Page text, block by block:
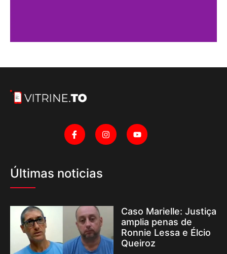
Últimas noticias
Caso Marielle: Justiça
amplia penas de
Ronnie Lessa e Élcio
Queiroz